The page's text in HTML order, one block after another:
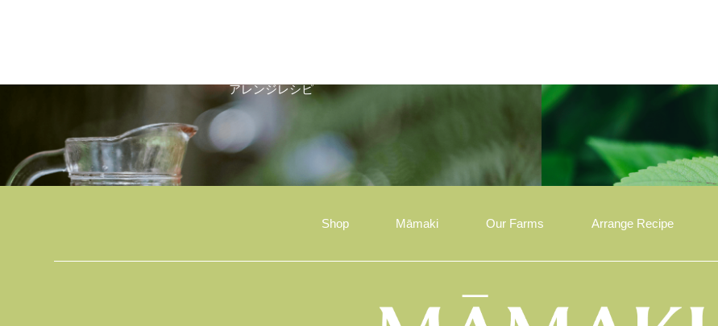
アレンジレシピ
Shop Māmaki Our Farms Arrange Recipe